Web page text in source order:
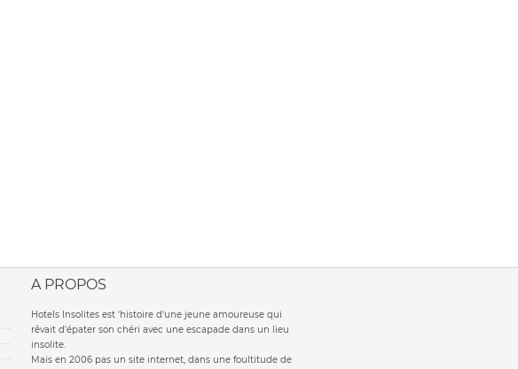
A PROPOS
Hotels Insolites est 'histoire d'une jeune amoureuse qui
rêvait d'épater son chéri avec une escapade dans un lieu
insolite.
Mais en 2006 pas un site internet, dans une foultitude de